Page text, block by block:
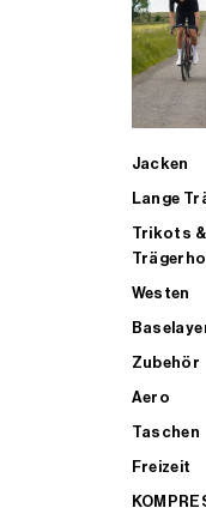
Jacken
Lange
Trikots &
Westen
Zubehör
Aero
Taschen
Freizeit
ALLE